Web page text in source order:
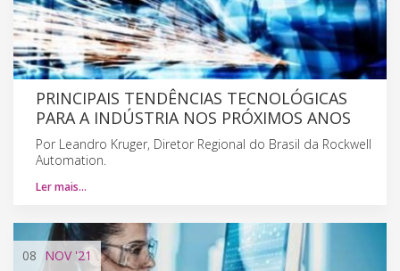
PRINCIPAIS TENDÊNCIAS TECNOLÓGICAS
PARA A INDÚSTRIA NOS PRÓXIMOS ANOS
Por Leandro Kruger, Diretor Regional do Brasil da Rockwell
Automation.
Ler mais…
08 NOV'21